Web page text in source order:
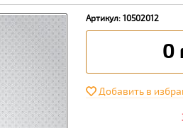
Артикул: 10502012
0
Добавить в